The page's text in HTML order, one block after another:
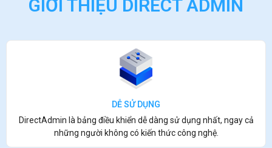
GIỚI THIỆU DIRECT ADMIN
DỄ SỬ DỤNG
DirectAdmin là bảng điều khiển dễ dàng sử dụng nhất, ngay cả
những người không có kiến thức công nghệ.